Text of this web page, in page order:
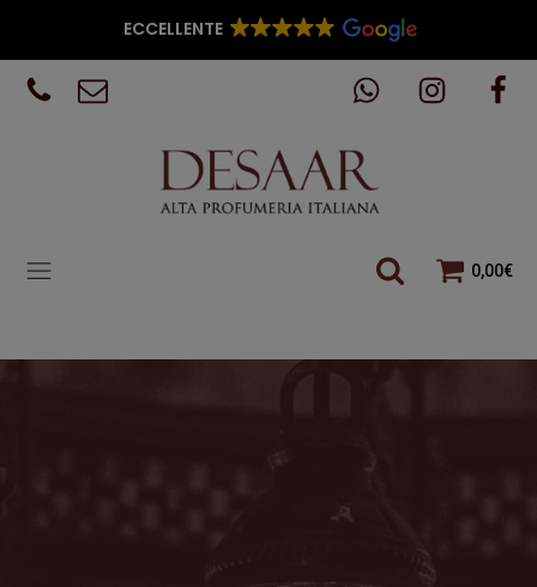
ECCELLENTE
0,00€